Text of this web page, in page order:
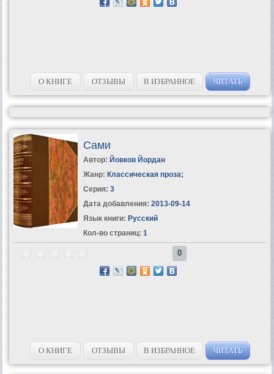
О КНИГЕ ОТЗЫВЫ В ИЗБРАННОЕ ЧИТАТЬ
Сами
Автор: Йовков Йордан
Жанр: Классическая проза;
Серия: 3
Дата добавления: 2013-09-14
Язык книги: Русский
Кол-во страниц: 1
0
О КНИГЕ ОТЗЫВЫ В ИЗБРАННОЕ ЧИТАТЬ